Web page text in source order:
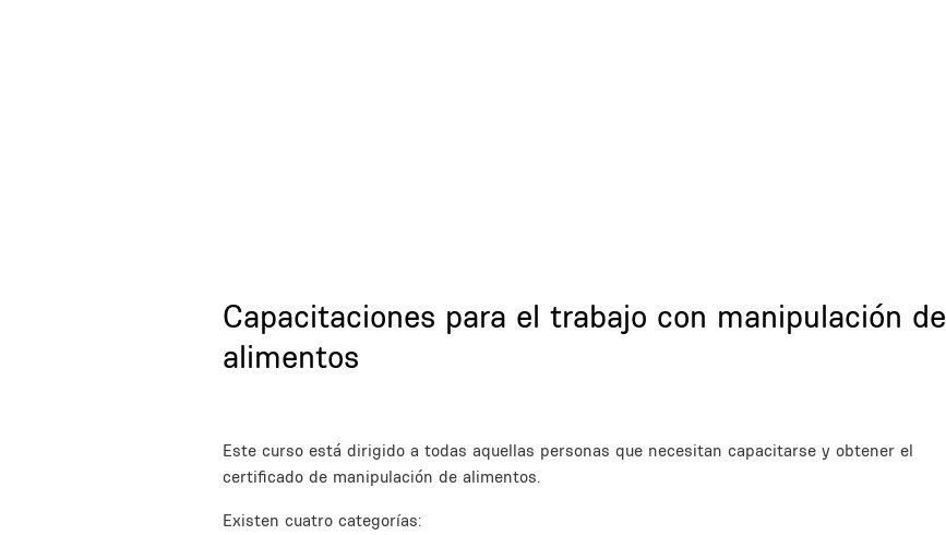
Capacitaciones para el trabajo con manipulación de
alimentos
Este curso está dirigido a todas aquellas personas que necesitan capacitarse y obtener el
certificado de manipulación de alimentos.
Existen cuatro categorías: